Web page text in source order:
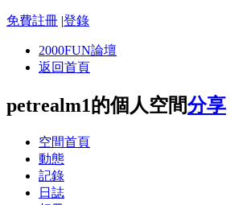
免費註冊 |登錄
2000FUN論壇
返回首頁
petrealm1的個人空間分享
空間首頁
動態
記錄
日誌